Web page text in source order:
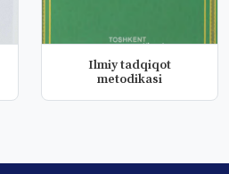
Ilmiy tadqiqot
metodikasi